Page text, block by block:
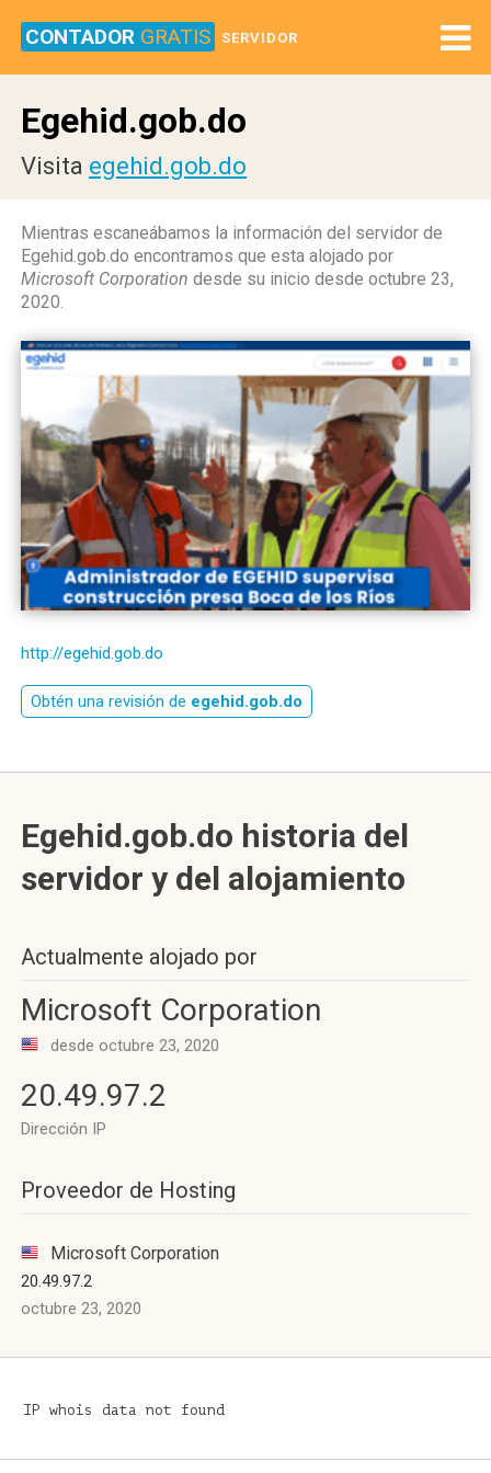
CONTADOR GRATIS SERVIDOR
Egehid.gob.do
Visita egehid.gob.do
Mientras escaneábamos la información del servidor de
Egehid.gob.do encontramos que esta alojado por
Microsoft Corporation desde su inicio desde octubre 23,
2020.
http://egehid.gob.do
Obtén una revisión de egehid.gob.do
Egehid.gob.do historia del
servidor y del alojamiento
Actualmente alojado por
Microsoft Corporation
desde octubre 23, 2020
20.49.97.2
Dirección IP
Proveedor de Hosting
Microsoft Corporation
20.49.97.2
octubre 23, 2020
IP whois data not found